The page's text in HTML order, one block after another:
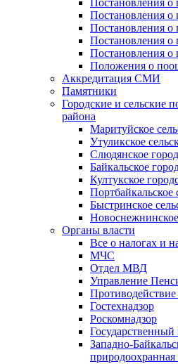
Постановления
Постановления
Постановления
Постановления
Постановления
Положения о
Аккредитация СМИ
Памятники
Городские и сельские
района
Маритуйское
Утуликское
Слюдянское
Байкальское
Култукское
Портбайкальское
Быстринское
Новоснежнинское
Органы власти
Все о налогах и
МЧС
Отдел МВД
Управление
Гостехнадзор
Роскомнадзор
Западно-
природоохранная